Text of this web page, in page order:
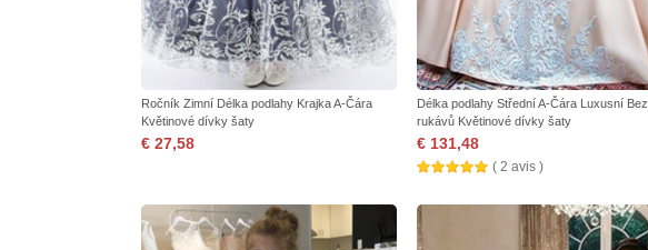
Ročník Zimní Délka podlahy Krajka A-Čára
Květinové dívky šaty
€ 27,58
Délka podlahy Střední A-Čára Luxusní Bez
rukávů Květinové dívky šaty
€ 131,48
( 2 avis )